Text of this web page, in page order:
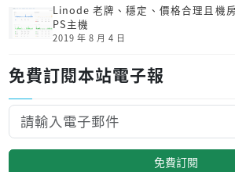
Linode 老牌、穩定、價格合理且機
PS主機
2019 年 8 月 4 日
免費訂閱本站電子報
免費訂閱